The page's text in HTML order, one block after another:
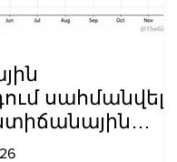
սահմանվել
Լևոն